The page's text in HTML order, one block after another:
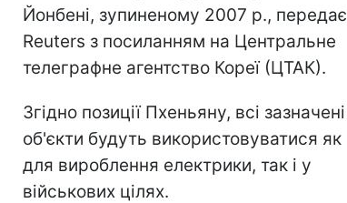
Йонбені, зупиненому 2007 р., передає
Reuters з посиланням на Центральне
телеграфне агентство Кореї (ЦТАК).
Згідно позиції Пхеньяну, всі зазначені
об'єкти будуть використовуватися як
для вироблення електрики, так і у
військових цілях.